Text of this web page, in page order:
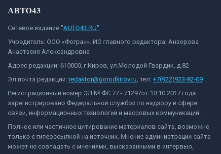
АВТО43
Сетевое издание "AUTO43.RU"
Учредитель: ООО «Фогран». ИО главного редактора: Анзорова
Анастасия Александровна
Адрес редакции: 610000, г.Киров, ул.Молодой Гвардии, д.82
Эл.почта редакции: redaktor@gorodkirov.ru, тел: +7(922)923-82-09
Регистрационный номер ЭЛ № ФС 77 - 71297от 10.10.2017 года
зарегистрировано Федеральной службой по надзору в сфере
связи, информационных технологий и массовых коммуникаций.
Полное или частичное цитирование материалов сайта, возможно
только с гиперссылкой на источник. Мнение администрации сайта
может не совпадать с мнениями, высказанными в интервью,